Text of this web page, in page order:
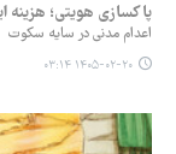
پاکسازی هویتی؛ هزینه
اعدام مدنی در سایه سکوت
۱۴۰۵-۰۲-۲۰ ۰۳:۱۴